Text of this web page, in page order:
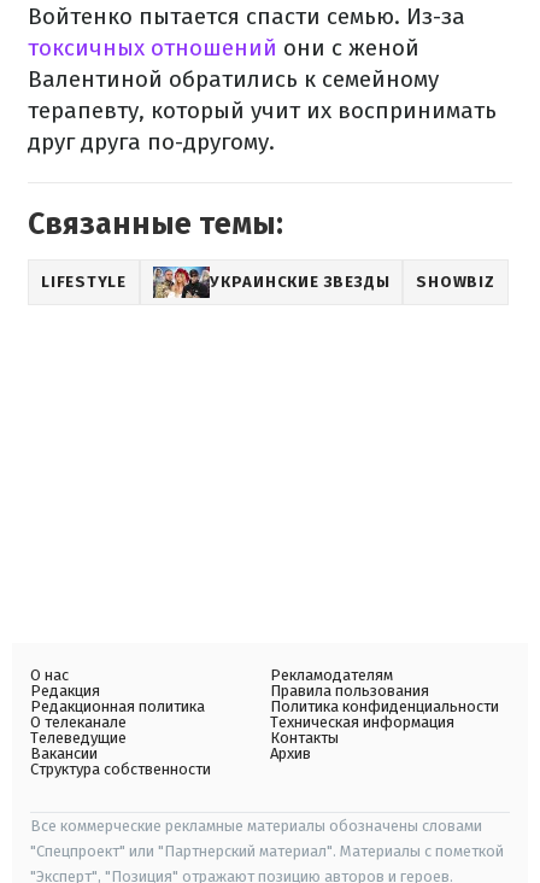
Войтенко пытается спасти семью. Из-за
токсичных отношений они с женой
Валентиной обратились к семейному
терапевту, который учит их воспринимать
друг друга по-другому.
Связанные темы:
LIFESTYLE УКРАИНСКИЕ ЗВЕЗДЫ SHOWBIZ
О нас
Редакция
Редакционная политика
О телеканале
Телеведущие
Вакансии
Структура собственности
Рекламодателям
Правила пользования
Политика конфиденциальности
Техническая информация
Контакты
Архив
Все коммерческие рекламные материалы обозначены словами
"Спецпроект" или "Партнерский материал". Материалы с пометкой
"Эксперт", "Позиция" отражают позицию авторов и героев.